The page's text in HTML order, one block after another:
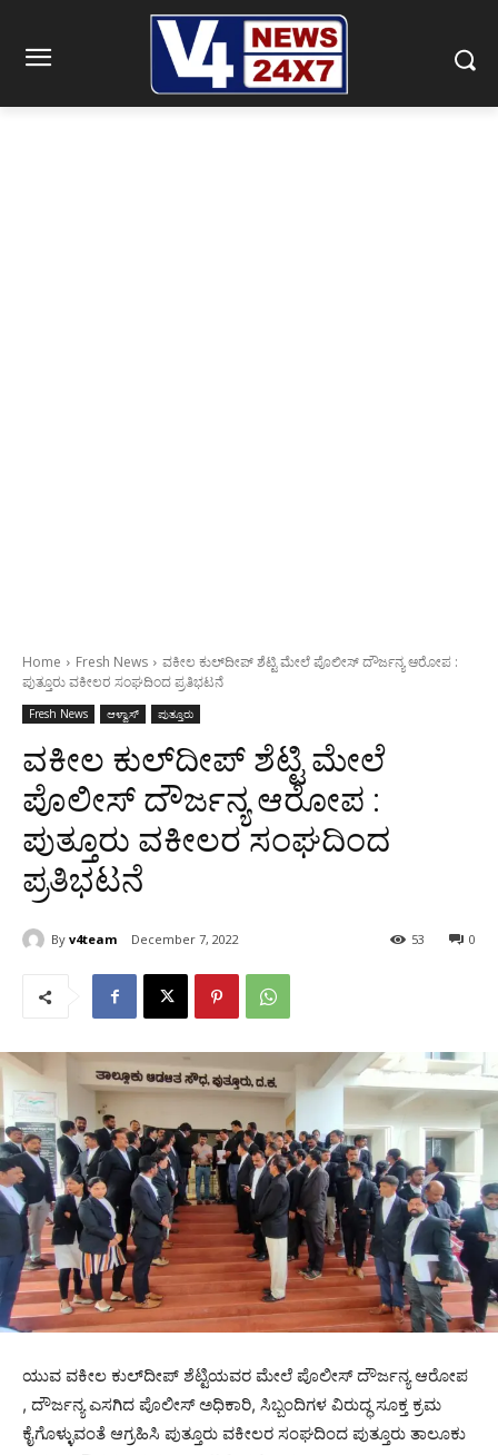
Home Fresh News
ವಕೀಲ ಕುಲ್‌ದೀಪ್ ಶೆಟ್ಟಿ ಮೇಲೆ ಪೊಲೀಸ್ ದೌರ್ಜನ್ಯ ಆರೋಪ :
ಪುತ್ತೂರು ವಕೀಲರ ಸಂಘದಿಂದ ಪ್ರತಿಭಟನೆ
Fresh News ಆಳ್ವಾಸ್ ಪುತ್ತೂರು
ವಕೀಲ ಕುಲ್‌ದೀಪ್ ಶೆಟ್ಟಿ ಮೇಲೆ
ಪೊಲೀಸ್ ದೌರ್ಜನ್ಯ ಆರೋಪ :
ಪುತ್ತೂರು ವಕೀಲರ ಸಂಘದಿಂದ
ಪ್ರತಿಭಟನೆ
By v4team December 7, 2022 0
53
ಯುವ ವಕೀಲ ಕುಲ್‌ದೀಪ್ ಶೆಟ್ಟಿಯವರ ಮೇಲೆ ಪೊಲೀಸ್ ದೌರ್ಜನ್ಯ ಆರೋಪ
, ದೌರ್ಜನ್ಯ ಎಸಗಿದ ಪೊಲೀಸ್ ಅಧಿಕಾರಿ, ಸಿಬ್ಬಂದಿಗಳ ವಿರುದ್ಧ ಸೂಕ್ತ ಕ್ರಮ
ಕೈಗೊಳ್ಳುವಂತೆ ಆಗ್ರಹಿಸಿ ಪುತ್ತೂರು ವಕೀಲರ ಸಂಘದಿಂದ ಪುತ್ತೂರು ತಾಲೂಕು